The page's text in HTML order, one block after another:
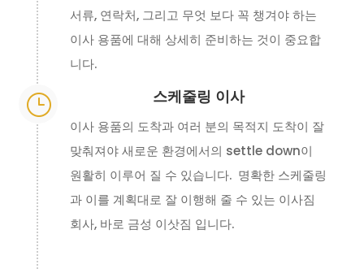
서류, 연락처, 그리고 무엇 보다 꼭 챙겨야 하는
이사 용품에 대해 상세히 준비하는 것이 중요합
니다.
} 스케줄링 이사
이사 용품의 도착과 여러 분의 목적지 도착이 잘
맞춰져야 새로운 환경에서의 settle down이
원활히 이루어 질 수 있습니다. 명확한 스케줄링
과 이를 계획대로 잘 이행해 줄 수 있는 이사짐
회사, 바로 금성 이삿짐 입니다.